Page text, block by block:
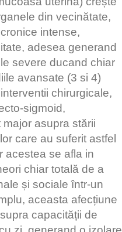
din vecinătate,
intense,
adesea generand
severe ducand chiar
avansate (3 si 4)
chirurgicale,
sigmoid,
asupra stării
care au suferit astfel
acestea se afla in
chiar totală de a
și sociale într-un
aceasta afecțiune
capacității de